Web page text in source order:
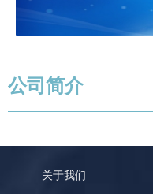
公司简介
关于我们